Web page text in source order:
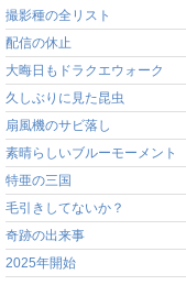
撮影種の全リスト
配信の休止
大晦日もドラクエウォーク
久しぶりに見た昆虫
扇風機のサビ落し
素晴らしいブルーモーメント
特亜の三国
毛引きしてないか？
奇跡の出来事
2025年開始